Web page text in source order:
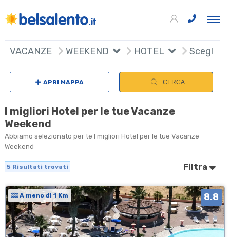
VACANZE WEEKEND HOTEL Scegli
APRI MAPPA CERCA
I migliori Hotel per le tue Vacanze
Weekend
Abbiamo selezionato per te I migliori Hotel per le tue Vacanze
Weekend
5 Risultati trovati Filtra
A meno di 1 Km 8.8
+